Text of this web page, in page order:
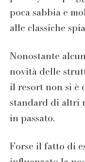
poca sabbia e
alle classiche
Nonostante
novità delle
il resort non si è
standard di altri
in passato.
Forse il fatto di